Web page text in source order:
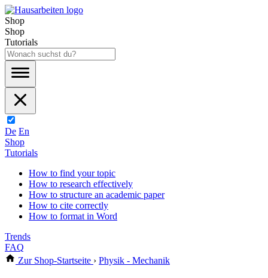
Shop
Shop
Tutorials
De En
Shop
Tutorials
How to find your topic
How to research effectively
How to structure an academic paper
How to cite correctly
How to format in Word
Trends
FAQ
Zur Shop-Startseite › Physik - Mechanik